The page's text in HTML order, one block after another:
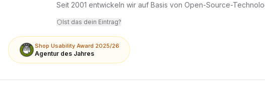
Seit 2001 entwickeln wir auf Basis von Open-Source-
Ist das dein Eintrag?
Shop Usability Award 2025/26
Agentur des Jahres